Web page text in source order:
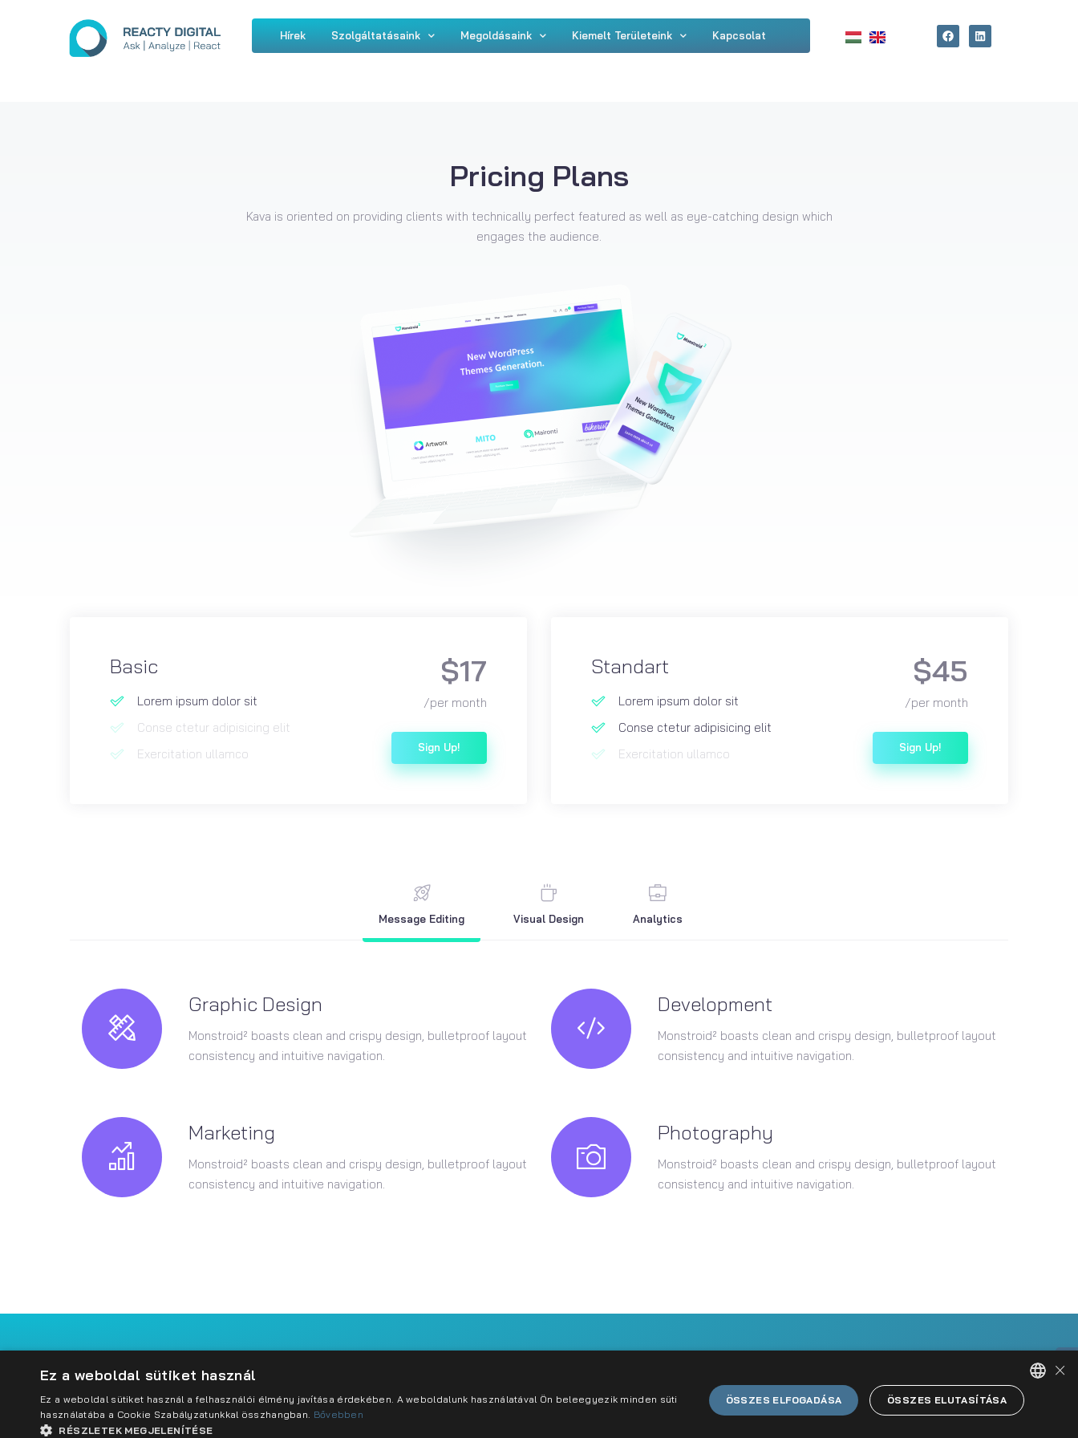
Hírek Szolgáltatásaink Megoldásaink Kiemelt Területeink Kapcsolat
Pricing Plans
Kava is oriented on providing clients with technically perfect featured as well as eye-catching design which
engages the audience.
Basic $17
Lorem ipsum dolor sit
Conse ctetur adipisicing elit
Exercitation ullamco
/per month
Sign Up!
Standart $45
Lorem ipsum dolor sit
Conse ctetur adipisicing elit
Exercitation ullamco
/per month
Sign Up!
Message Editing Visual Design Analytics
Graphic Design
Monstroid² boasts clean and crispy design, bulletproof layout
consistency and intuitive navigation.
Marketing
Monstroid² boasts clean and crispy design, bulletproof layout
consistency and intuitive navigation.
Development
Monstroid² boasts clean and crispy design, bulletproof layout
consistency and intuitive navigation.
Photography
Monstroid² boasts clean and crispy design, bulletproof layout
consistency and intuitive navigation.
HUNGARIAN
×
Ez a weboldal sütiket használ
Ez a weboldal sütiket használ a felhasználói élmény javítása érdekében. A weboldalunk használatával Ön beleegyezik minden süti
használatába a Cookie Szabályzatunkkal összhangban. Bővebben
RÉSZLETEK MEGJELENÍTÉSE
ÖSSZES ELFOGADÁSA ÖSSZES ELUTASÍTÁSA